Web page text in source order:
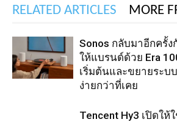
RELATED ARTICLES MORE
Sonos กลับมาอีกครั้
ให้แบรนด์ด้วย Era
เริ่มต้นและขยายระบบ
ง่ายกว่าที่เคย
Tencent Hy3 เปิดให้